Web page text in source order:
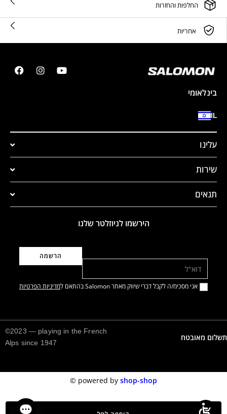
החלפות והחזרות
אחריות
בינלאומי
IL
עלינו
שירות
תנאים
הירשמו לניוזלטר שלנו
אני מסכימ/ה לקבל דברי שיווק מאתר Salomon בהתאם ל מדיניות הפרטיות
תשלום מאובטח
©2023 — playing in the French
Alps since 1947
powered by shop-shop
©️